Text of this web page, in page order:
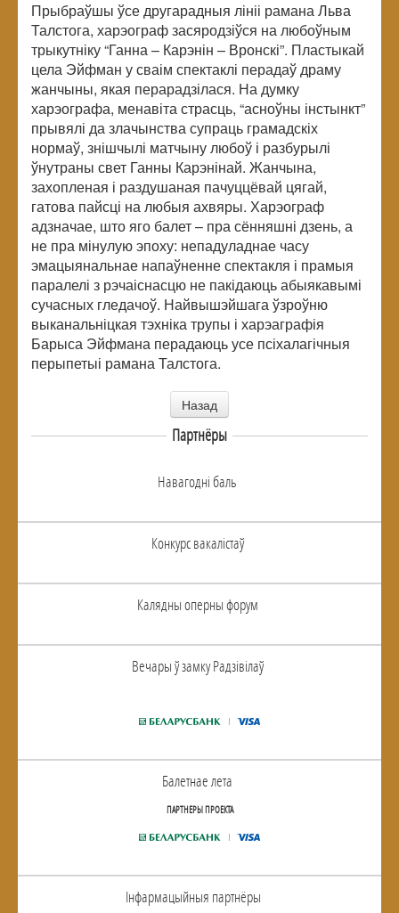
Прыбраўшы ўсе другарадныя лініі рамана Льва
Талстога, харэограф засяродзіўся на любоўным
трыкутніку “Ганна – Карэнін – Вронскі”. Пластыкай
цела Эйфман у сваім спектаклі перадаў драму
жанчыны, якая перарадзілася. На думку
харэографа, менавіта страсць, “асноўны інстынкт”
прывялі да злачынства супраць грамадскіх
нормаў, знішчылі матчыну любоў і разбурылі
ўнутраны свет Ганны Карэнінай. Жанчына,
захопленая і раздушаная пачуццёвай цягай,
гатова пайсці на любыя ахвяры. Харэограф
адзначае, што яго балет – пра сённяшні дзень, а
не пра мінулую эпоху: непадуладнае часу
эмацыянальнае напаўненне спектакля і прамыя
паралелі з рэчаіснасцю не пакідаюць абыякавымі
сучасных гледачоў. Найвышэйшага ўзроўню
выканальніцкая тэхніка трупы і харэаграфія
Барыса Эйфмана перадаюць усе псіхалагічныя
перыпетыі рамана Талстога.
Назад
Партнёры
Навагоднi баль
Конкурс вакалiстаў
Калядны оперны форум
Вечары ў замку Радзiвiлаў
Балетнае лета
ПАРТНЕРЫ ПРОЕКТА
Інфармацыйныя партнёры